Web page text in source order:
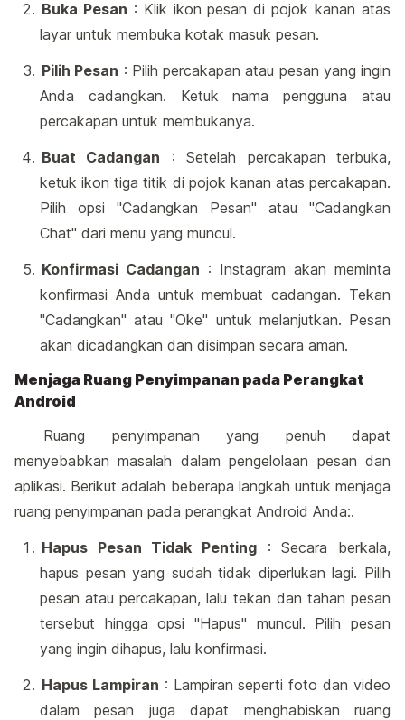
Buka Pesan : Klik ikon pesan di pojok kanan atas
layar untuk membuka kotak masuk pesan.
Pilih Pesan : Pilih percakapan atau pesan yang ingin
Anda cadangkan. Ketuk nama pengguna atau
percakapan untuk membukanya.
Buat Cadangan : Setelah percakapan terbuka,
ketuk ikon tiga titik di pojok kanan atas percakapan.
Pilih opsi "Cadangkan Pesan" atau "Cadangkan
Chat" dari menu yang muncul.
Konfirmasi Cadangan : Instagram akan meminta
konfirmasi Anda untuk membuat cadangan. Tekan
"Cadangkan" atau "Oke" untuk melanjutkan. Pesan
akan dicadangkan dan disimpan secara aman.
Menjaga Ruang Penyimpanan pada Perangkat
Android
Ruang penyimpanan yang penuh dapat
menyebabkan masalah dalam pengelolaan pesan dan
aplikasi. Berikut adalah beberapa langkah untuk menjaga
ruang penyimpanan pada perangkat Android Anda:.
Hapus Pesan Tidak Penting : Secara berkala,
hapus pesan yang sudah tidak diperlukan lagi. Pilih
pesan atau percakapan, lalu tekan dan tahan pesan
tersebut hingga opsi "Hapus" muncul. Pilih pesan
yang ingin dihapus, lalu konfirmasi.
Hapus Lampiran : Lampiran seperti foto dan video
dalam pesan juga dapat menghabiskan ruang